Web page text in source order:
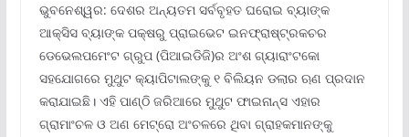
ଭୁବନେଶ୍ୱର: ଦେଶର ଅନ୍ୟତମ ସର୍ବବୃହତ ଘରୋଇ ବ୍ୟାଙ୍କ
ଆକ୍ସିସ ବ୍ୟାଙ୍କ ପକ୍ଷରୁ ପ୍ରାଇଭେଟ ଇନଫ୍ରାଷ୍ଟ୍ରକଚର
ଡେଭେଲପମେଂଟ ଗ୍ରୁପ (ପିଆଇଡିଜି)ର ଅଂଶ ଗ୍ୟାରାଂଟକୋ
ସହଯୋଗରେ ମୁଥୁଟ କ୍ୟାପିଟାଲଙ୍କୁ ୧ ବିଲିୟନ ଡଲାର ଋଣ ପ୍ରଦାନ
କରାଯାଇଛି। ଏହି ପାଣ୍ଠି ଜରିଆରେ ମୁଥୁଟ ଫାଇନାନ୍ସ ଏହାର
ଗ୍ରାମାଂଚଳ ଓ ଅଣ ମେଟ୍ରୋ ଅଂଚଳରେ ଥିବା ଗ୍ରାହକମାନଙ୍କୁ